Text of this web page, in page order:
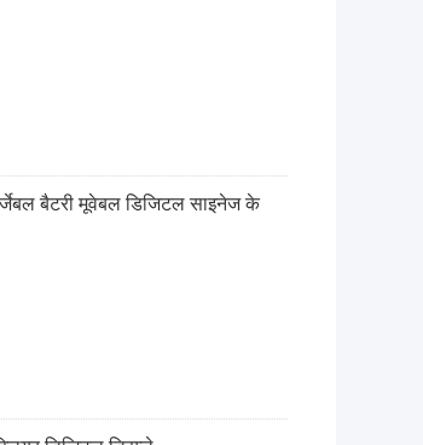
बैटरी मूवेबल डिजिटल साइनेज के